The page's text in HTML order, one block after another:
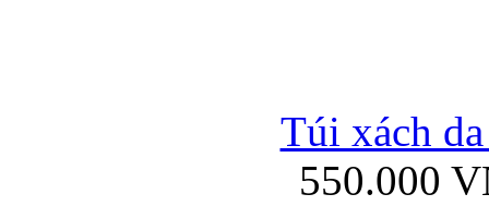
Túi xách
550.000